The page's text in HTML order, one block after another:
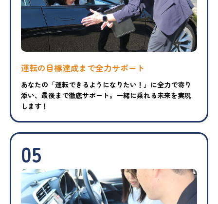
運転の目標達成まで全力サポート
あなたの「運転できるようになりたい！」に全力で寄り
添い、最後まで徹底サポート。一緒に乗れる未来を実現
します！
05